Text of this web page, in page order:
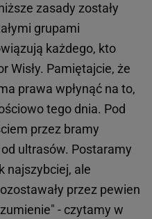
zasady zostały
grupami
każdego, kto
Wisły. Pamiętajcie, że
prawa wpłynąć na to,
tego dnia. Pod
przez bramy
ultrasów. Postaramy
najszybciej, ale
przez pewien
- czytamy w